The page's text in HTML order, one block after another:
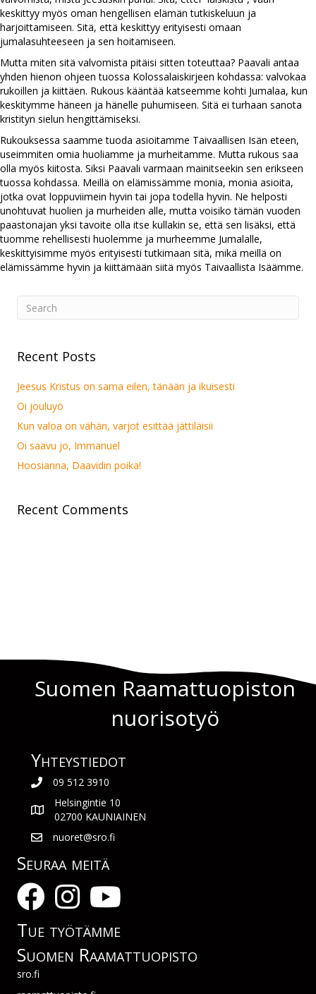
keskittyy myös oman hengellisen elämän tutkiskeluun ja
harjoittamiseen. Sitä, että keskittyy erityisesti omaan
jumalasuhteeseen ja sen hoitamiseen.
Mutta miten sitä valvomista pitäisi sitten toteuttaa? Paavali antaa
yhden hienon ohjeen tuossa Kolossalaiskirjeen kohdassa: valvokaa
rukoillen ja kiittäen. Rukous kääntää katseemme kohti Jumalaa, kun
keskitymme häneen ja hänelle puhumiseen. Sitä ei turhaan sanota
kristityn sielun hengittämiseksi.
Rukouksessa saamme tuoda asioitamme Taivaallisen Isän eteen,
useimmiten omia huoliamme ja murheitamme. Mutta rukous saa
olla myös kiitosta. Siksi Paavali varmaan mainitseekin sen erikseen
tuossa kohdassa. Meillä on elämissämme monia, monia asioita,
jotka ovat loppuviimein hyvin tai jopa todella hyvin. Ne helposti
unohtuvat huolien ja murheiden alle, mutta voisiko tämän vuoden
paastonajan yksi tavoite olla itse kullakin se, että sen lisäksi, että
tuomme rehellisesti huolemme ja murheemme Jumalalle,
keskittyisimme myös erityisesti tutkimaan sitä, mikä meillä on
elämissämme hyvin ja kiittämään siitä myös Taivaallista Isäämme.
Recent Posts
Jeesus Kristus on sama eilen, tänään ja ikuisesti
Oi jouluyö
Kun valoa on vähän, varjot esittää jättiläisii
Oi saavu jo, Immanuel
Hoosianna, Daavidin poika!
Recent Comments
Suomen Raamattuopiston
nuorisotyö
Yhteys­tiedot
09 512 3910
Helsingintie 10
02700 KAUNIAINEN
nuoret@sro.fi
Seuraa meitä
Tue työtämme
Suomen Raamattuopisto
sro.fi